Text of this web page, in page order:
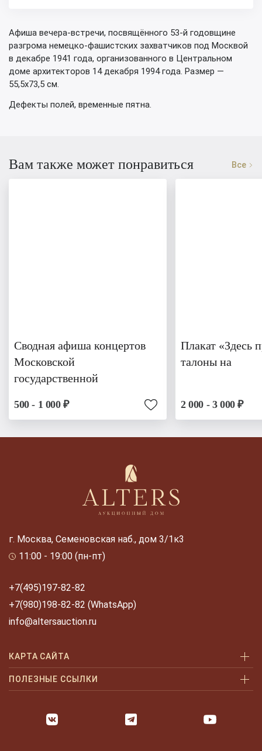
Афиша вечера-встречи, посвящённого 53-й годовщине
разгрома немецко-фашистских захватчиков под Москвой
в декабре 1941 года, организованного в Центральном
доме архитекторов 14 декабря 1994 года. Размер —
55,5х73,5 см.
Дефекты полей, временные пятна.
Вам также может понравиться Все
Сводная афиша концертов
Московской
государственной
500 - 1 000 ₽
Плакат «Здесь
талоны на
2 000 - 3 000 ₽
г. Москва, Семеновская наб., дом 3/1к3
11:00 - 19:00 (пн-пт)
+7(495)197-82-82
+7(980)198-82-82 (WhatsApp)
info@altersauction.ru
КАРТА САЙТА
Аукционы
Как продать
ПОЛЕЗНЫЕ ССЫЛКИ
Оплата и доставка